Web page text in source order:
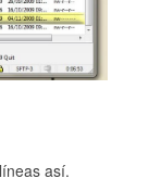
así.